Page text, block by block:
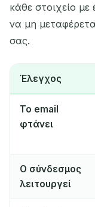
κάθε στοιχείο με
να μη
σας.
Έλεγχος
Το email
φτάνει
Ο σύνδεσμος
λειτουργεί